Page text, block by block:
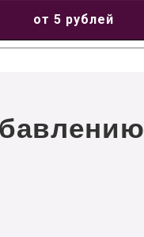
от 5 рублей